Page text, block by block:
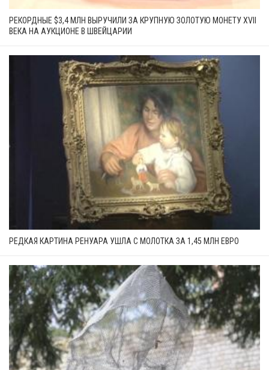
РЕКОРДНЫЕ $3,4 МЛН ВЫРУЧИЛИ ЗА КРУПНУЮ ЗОЛОТУЮ МОНЕТУ XVII
ВЕКА НА АУКЦИОНЕ В ШВЕЙЦАРИИ
РЕДКАЯ КАРТИНА РЕНУАРА УШЛА С МОЛОТКА ЗА 1,45 МЛН ЕВРО